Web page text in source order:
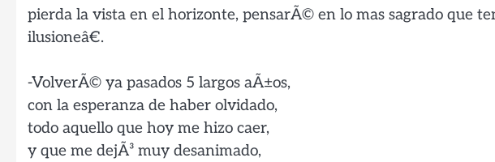
pierda la vista en el horizonte, pensarÃ© en lo mas sagrado que
ilusioneâ€.
-VolverÃ© ya pasados 5 largos aÃ±os,
con la esperanza de haber olvidado,
todo aquello que hoy me hizo caer,
y que me dejÃ³ muy desanimado,